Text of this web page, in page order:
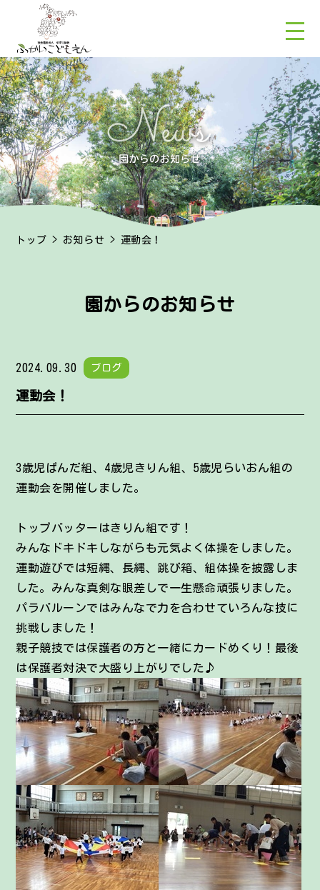
トップ > お知らせ > 運動会！
園からのお知らせ
2024.09.30 ブログ
運動会！
3歳児ぱんだ組、4歳児きりん組、5歳児らいおん組の
運動会を開催しました。
トップバッターはきりん組です！
みんなドキドキしながらも元気よく体操をしました。
運動遊びでは短縄、長縄、跳び箱、組体操を披露しま
した。みんな真剣な眼差しで一生懸命頑張りました。
パラバルーンではみんなで力を合わせていろんな技に
挑戦しました！
親子競技では保護者の方と一緒にカードめくり！最後
は保護者対決で大盛り上がりでした♪